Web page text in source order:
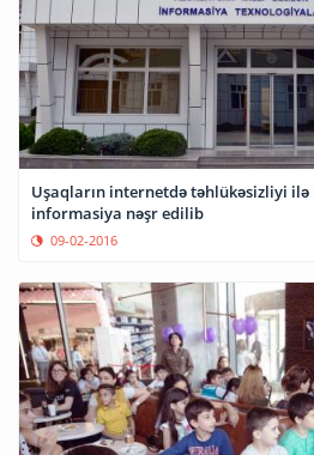
Uşaqların internetdə təhlükəsizliyi ilə
informasiya nəşr edilib
09-02-2016